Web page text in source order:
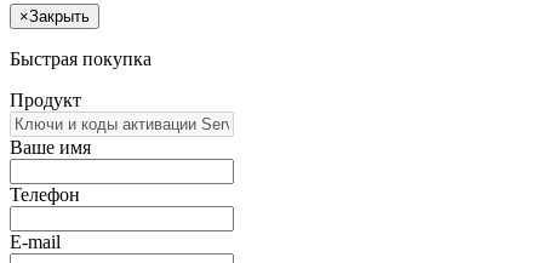
×Закрыть
Быстрая покупка
Продукт
Ваше имя
Телефон
E-mail